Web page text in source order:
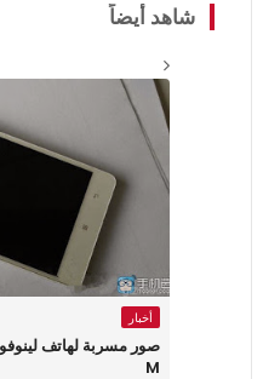
شاهد أيضاً
أخبار
M